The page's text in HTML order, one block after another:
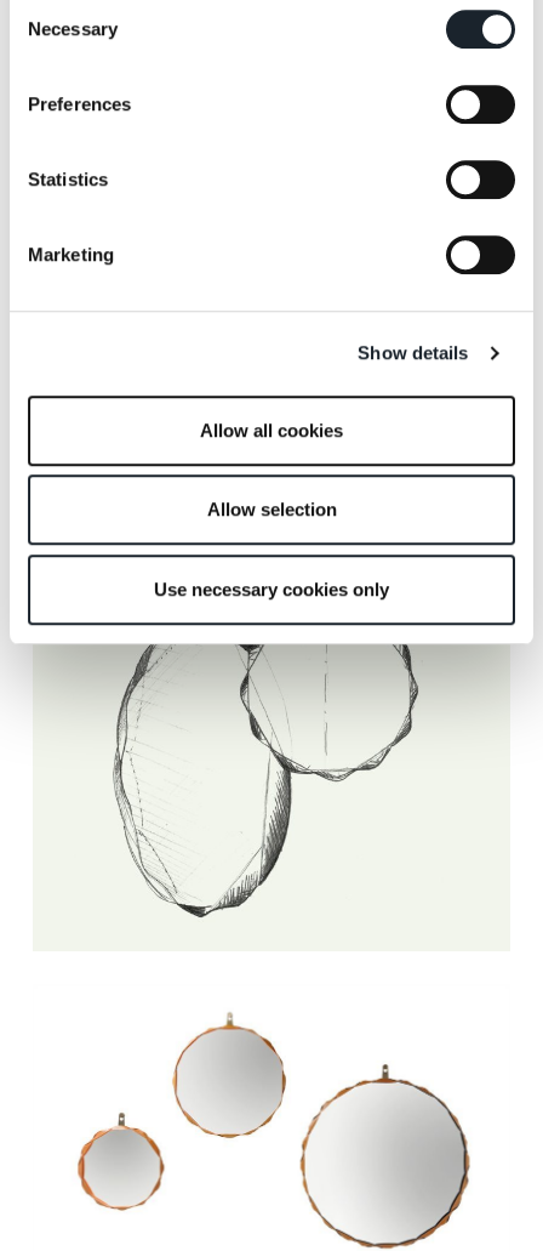
Selection
Necessary
Preferences
Statistics
Marketing
Show details
Allow all cookies
Allow selection
Use necessary cookies only
产品设计理念
镜子Raperonzolo由瑞士设计室Atelier Oï创作，
运用高超工匠技艺，精选编织牛皮饰带等上乘材
兴将其命名为‘Raperonzolo’。这家公司教会我们
许多东西，我们借此机会将所学兼收并蓄。
代设计行业的高超科技相融合，嘲弄与勇气交织
Atelier Oï的三位设计师：Aurel Aebi、Armand
Louis和Patrick Reymond如是说。他们于1991年